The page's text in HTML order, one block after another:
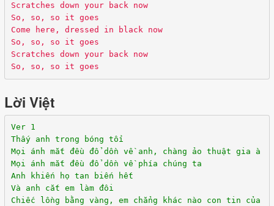
Scratches down your back now
So, so, so it goes
Come here, dressed in black now
So, so, so it goes
Scratches down your back now
So, so, so it goes
Lời Việt
Ver 1
Thấy anh trong bóng tối
Mọi ánh mắt đều đổ dồn về anh, chàng ảo thuật gia à
Mọi ánh mắt đều đổ dồn về phía chúng ta
Anh khiến họ tan biến hết
Và anh cắt em làm đôi
Chiếc lồng bằng vàng, em chẳng khác nào con tin của